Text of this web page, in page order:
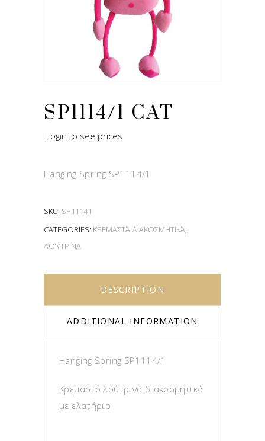
SP1114/1 CAT
Login to see prices
Hanging Spring SP1114/1
SKU: SP11141
CATEGORIES: ΚΡΕΜΑΣΤΆ ΔΙΑΚΟΣΜΗΤΙΚΆ,
ΛΟΎΤΡΙΝΑ
DESCRIPTION
ADDITIONAL INFORMATION
Hanging Spring SP1114/1
Κρεμαστό λούτρινο διακοσμητικό
με ελατήριο